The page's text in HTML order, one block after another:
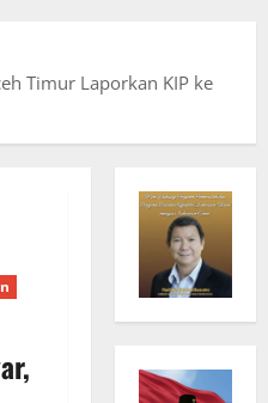
Timur Laporkan KIP ke